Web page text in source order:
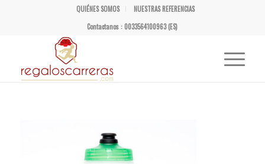
QUIÉNES SOMOS
NUESTRAS REFERENCIAS
Contactanos : 0033564100963 (ES)